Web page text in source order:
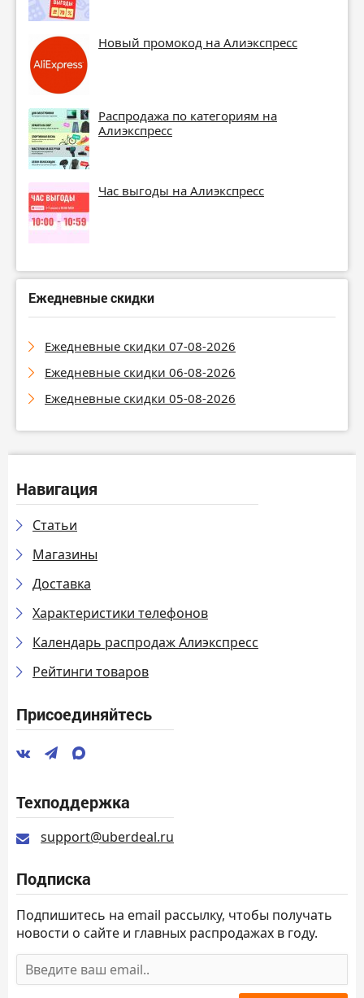
Новый промокод на Алиэкспресс
Распродажа по категориям на
Алиэкспресс
Час выгоды на Алиэкспресс
Ежедневные скидки
Ежедневные скидки 07-08-2026
Ежедневные скидки 06-08-2026
Ежедневные скидки 05-08-2026
Навигация
Статьи
Магазины
Доставка
Характеристики телефонов
Календарь распродаж Алиэкспресс
Рейтинги товаров
Присоединяйтесь
Техподдержка
support@uberdeal.ru
Подписка
Подпишитесь на email рассылку, чтобы получать
новости о сайте и главных распродажах в году.